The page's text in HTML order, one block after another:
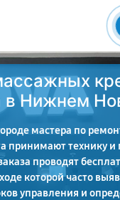
в Нижнем
мастера по
принимают технику и
проводят
которой часто
управления и